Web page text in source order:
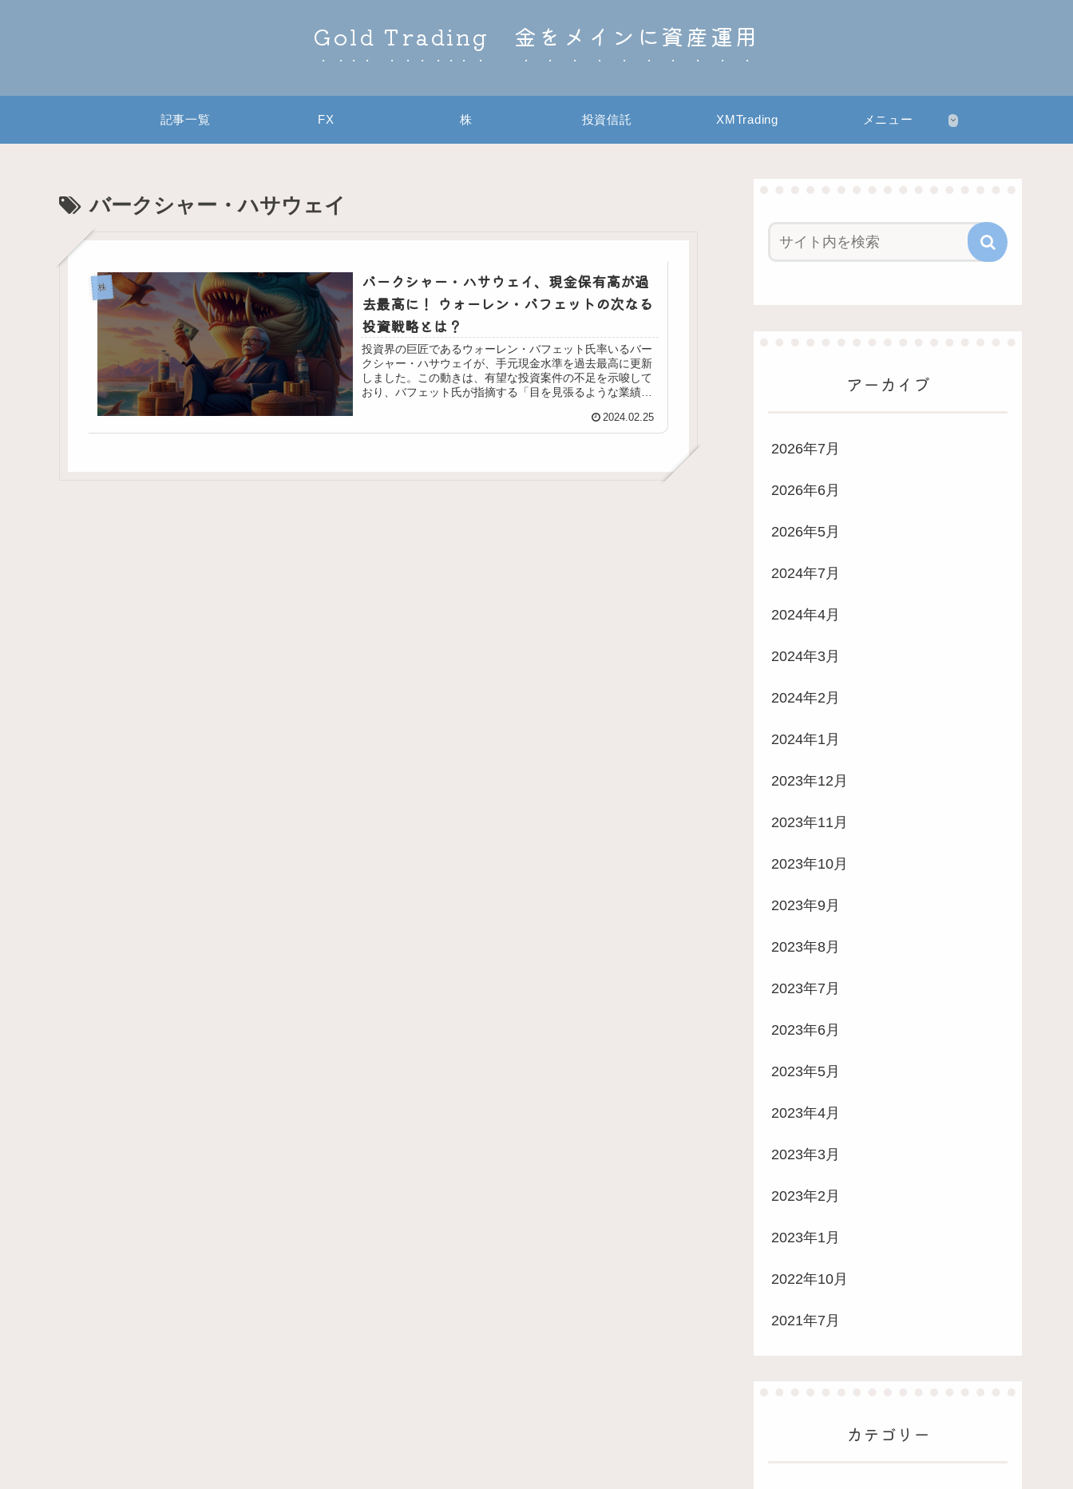
Gold Trading 金をメインに資産運用
記事一覧 FX 株 投資信託 XMTrading メニュー
バークシャー・ハサウェイ
株
バークシャー・ハサウェイ、現金保有高が過
去最高に！ ウォーレン・バフェットの次なる
投資戦略とは？
投資界の巨匠であるウォーレン・バフェット氏率いるバー
クシャー・ハサウェイが、手元現金水準を過去最高に更新
しました。この動きは、有望な投資案件の不足を示唆して
おり、バフェット氏が指摘する「目を見張るような業績」
2024.02.25
アーカイブ
2026年7月
2026年6月
2026年5月
2024年7月
2024年4月
2024年3月
2024年2月
2024年1月
2023年12月
2023年11月
2023年10月
2023年9月
2023年8月
2023年7月
2023年6月
2023年5月
2023年4月
2023年3月
2023年2月
2023年1月
2022年10月
2021年7月
カテゴリー